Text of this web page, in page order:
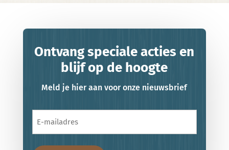
Ontvang speciale acties en
blijf op de hoogte
Meld je hier aan voor onze nieuwsbrief